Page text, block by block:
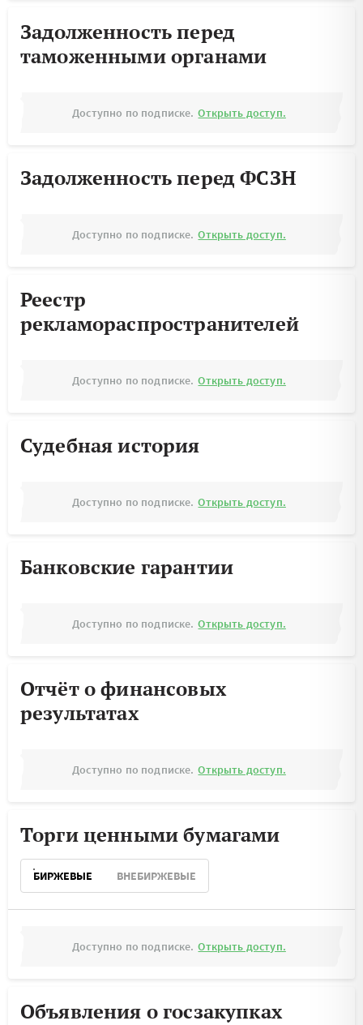
Задолженность перед
таможенными органами
Доступно по подписке. Открыть доступ.
Задолженность перед ФСЗН
Доступно по подписке. Открыть доступ.
Реестр
рекламораспространителей
Доступно по подписке. Открыть доступ.
Судебная история
Доступно по подписке. Открыть доступ.
Банковские гарантии
Доступно по подписке. Открыть доступ.
Отчёт о финансовых
результатах
Доступно по подписке. Открыть доступ.
Торги ценными бумагами
БИРЖЕВЫЕ ВНЕБИРЖЕВЫЕ
Доступно по подписке. Открыть доступ.
Объявления о госзакупках